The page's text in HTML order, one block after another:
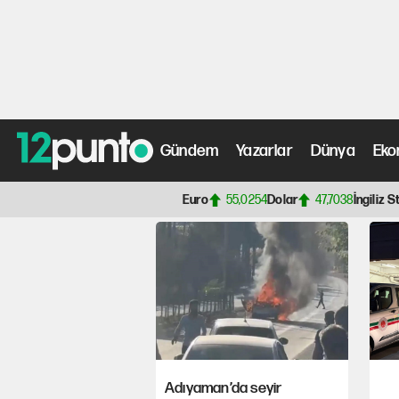
Gündem Yazarlar Dünya
Euro 55,0254Dolar 47,7038 İngiliz
Anasayfa> Adıyaman Haberleri, Son Dakika
Adıyaman’da
Adıyaman’da seyir